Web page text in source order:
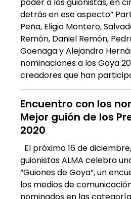
detrás en ese aspecto”
Peña, Eligio Montero,
Remón, Daniel Remón,
Goenaga y Alejandro
nominaciones a los Goya
creadores que han
Encuentro con los
Mejor guión de los
2020
El próximo 16 de
guionistas ALMA celebra
“Guiones de Goya”, un
los medios de
nominados en las